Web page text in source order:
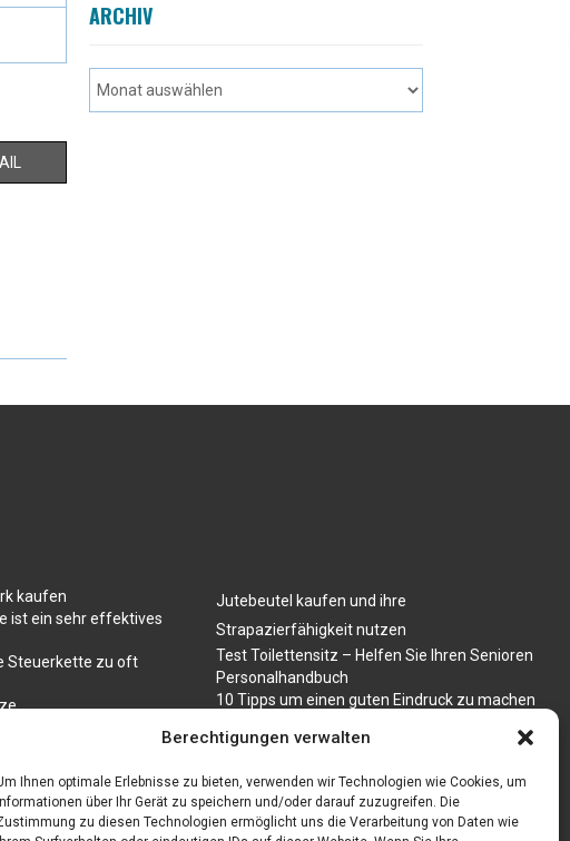
Berechtigungen verwalten
Ihnen optimale Erlebnisse zu bieten, verwenden wir Technologien wie Cookies, um
Informationen über Ihr Gerät zu speichern und/oder darauf zuzugreifen. Die
zu diesen Technologien ermöglicht uns die Verarbeitung von Daten wie
ARCHIV
kaufen
ist ein sehr effektives
Steuerkette zu oft
Jutebeutel kaufen und ihre
Strapazierfähigkeit nutzen
Test Toilettensitz – Helfen Sie Ihren Senioren
Personalhandbuch
10 Tipps um einen guten Eindruck zu machen